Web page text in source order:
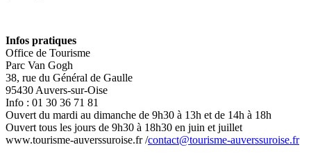
Infos pratiques
Office de Tourisme
Parc Van Gogh
38, rue du Général de Gaulle
95430 Auvers-sur-Oise
Info : 01 30 36 71 81
Ouvert du mardi au dimanche de 9h30 à 13h et de 14h à 18h
Ouvert tous les jours de 9h30 à 18h30 en juin et juillet
www.tourisme-auverssuroise.fr /contact@tourisme-auverssuroise.fr